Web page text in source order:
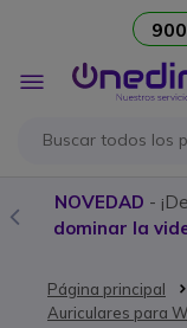
Toggle
Nav
NOVEDAD -
dominar la
Página principal
Auriculares para